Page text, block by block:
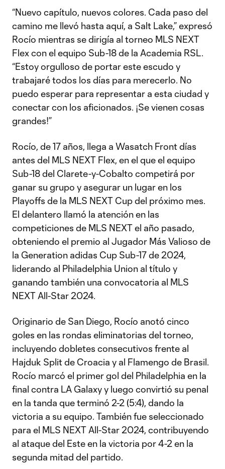
“Nuevo capítulo, nuevos colores. Cada paso del
camino me llevó hasta aquí, a Salt Lake,” expresó
Rocío mientras se dirigía al torneo MLS NEXT
Flex con el equipo Sub-18 de la Academia RSL.
“Estoy orgulloso de portar este escudo y
trabajaré todos los días para merecerlo. No
puedo esperar para representar a esta ciudad y
conectar con los aficionados. ¡Se vienen cosas
grandes!”
Rocío, de 17 años, llega a Wasatch Front días
antes del MLS NEXT Flex, en el que el equipo
Sub-18 del Clarete-y-Cobalto competirá por
ganar su grupo y asegurar un lugar en los
Playoffs de la MLS NEXT Cup del próximo mes.
El delantero llamó la atención en las
competiciones de MLS NEXT el año pasado,
obteniendo el premio al Jugador Más Valioso de
la Generation adidas Cup Sub-17 de 2024,
liderando al Philadelphia Union al título y
ganando también una convocatoria al MLS
NEXT All-Star 2024.
Originario de San Diego, Rocío anotó cinco
goles en las rondas eliminatorias del torneo,
incluyendo dobletes consecutivos frente al
Hajduk Split de Croacia y al Flamengo de Brasil.
Rocío marcó el primer gol del Philadelphia en la
final contra LA Galaxy y luego convirtió su penal
en la tanda que terminó 2-2 (5:4), dando la
victoria a su equipo. También fue seleccionado
para el MLS NEXT All-Star 2024, contribuyendo
al ataque del Este en la victoria por 4-2 en la
segunda mitad del partido.